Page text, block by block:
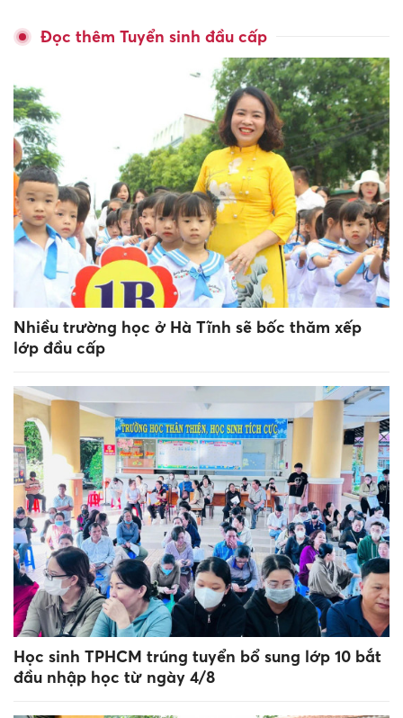
Đọc thêm Tuyển sinh đầu cấp
Nhiều trường học ở Hà Tĩnh sẽ bốc thăm xếp
lớp đầu cấp
Học sinh TPHCM trúng tuyển bổ sung lớp 10 bắt
đầu nhập học từ ngày 4/8